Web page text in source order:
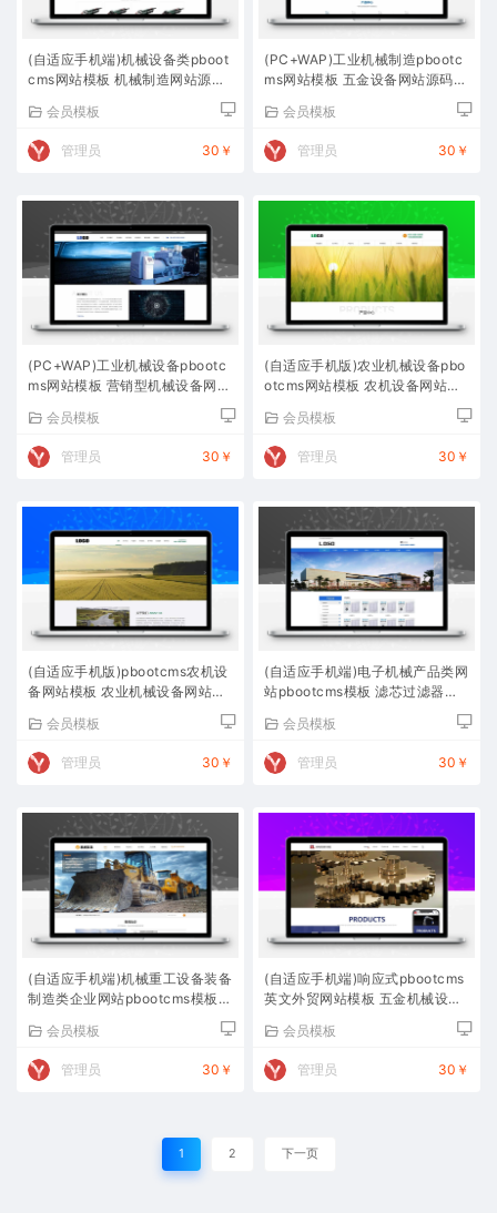
(自适应手机端)机械设备类pboot
cms网站模板 机械制造网站源码
会员模板
管理员 30￥
(PC+WAP)工业机械制造pbootc
ms网站模板 五金设备网站源码下
会员模板
管理员 30￥
(PC+WAP)工业机械设备pbootc
ms网站模板 营销型机械设备网站
会员模板
管理员 30￥
(自适应手机版)农业机械设备pbo
otcms网站模板 农机设备网站源
会员模板
管理员 30￥
(自适应手机版)pbootcms农机设
备网站模板 农业机械设备网站源
会员模板
管理员 30￥
(自适应手机端)电子机械产品类网
站pbootcms模板 滤芯过滤器网
会员模板
管理员 30￥
(自适应手机端)机械重工设备装备
制造类企业网站pbootcms模板
会员模板
管理员 30￥
(自适应手机端)响应式pbootcms
英文外贸网站模板 五金机械设备
会员模板
管理员 30￥
1 2 下一页